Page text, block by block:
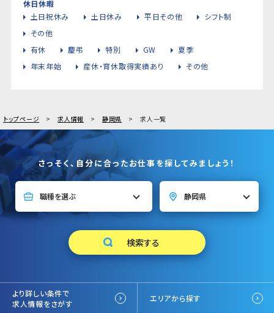
休日休暇
土日祝休み
土日休み 平日その他
シフト制
その他
有休
慶弔 特別 GW
夏季
年末年始
産休・育休取得実績あり その他
トップページ 求人情報 静岡県 求人一覧
さっそく、自分に合ったお仕事を探してみましょう！
より詳しい条件で
求人情報をさがす
エリアから探す